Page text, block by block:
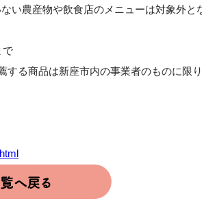
い農産物や飲食店のメニューは対象外と
で
る商品は新座市内の事業者のものに限